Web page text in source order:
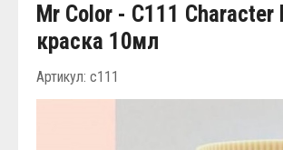
Mr Color - C111 Character
краска 10мл
Артикул: c111